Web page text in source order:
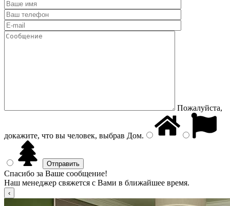
Пожалуйста,
докажите, что вы человек, выбрав Дом.
Спасибо за Ваше сообщение!
Наш менеджер свяжется с Вами в ближайшее время.